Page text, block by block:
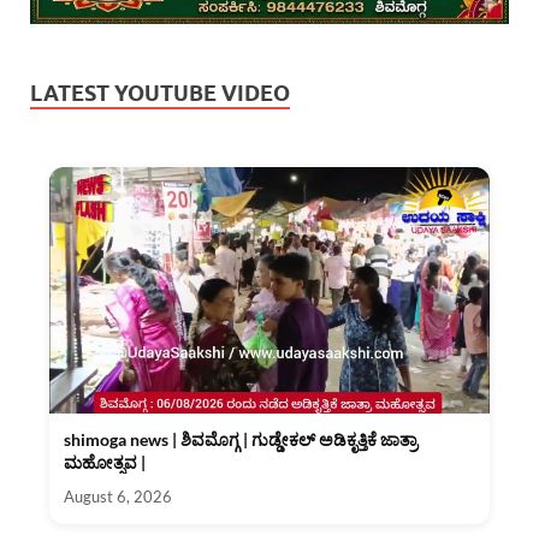
LATEST YOUTUBE VIDEO
shimoga news | ಶಿವಮೊಗ್ಗ | ಗುಡ್ಡೇಕಲ್ ಅಡಿಕೃತ್ತಿಕೆ ಜಾತ್ರಾ
ಮಹೋತ್ಸವ |
August 6, 2026